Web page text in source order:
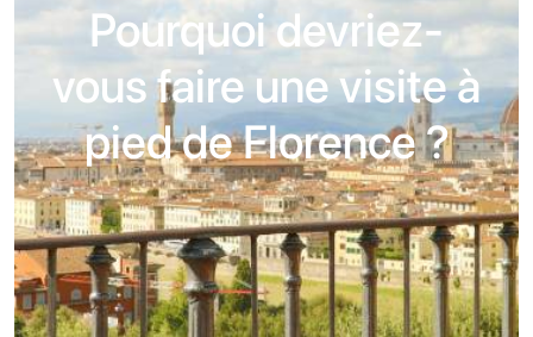
Pourquoi devriez-
vous faire une visite à
pied de Florence ?